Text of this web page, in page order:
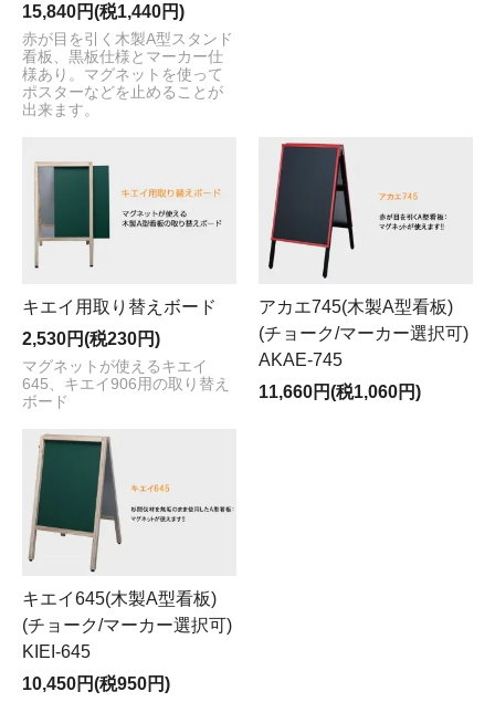
15,840円(税1,440円)
赤が目を引く木製A型スタンド
看板、黒板仕様とマーカー仕
様あり。マグネットを使って
ポスターなどを止めることが
出来ます。
キエイ用取り替えボード
2,530円(税230円)
マグネットが使えるキエイ
645、キエイ906用の取り替え
ボード
アカエ745(木製A型看板)
(チョーク/マーカー選択可)
AKAE-745
11,660円(税1,060円)
キエイ645(木製A型看板)
(チョーク/マーカー選択可)
KIEI-645
10,450円(税950円)